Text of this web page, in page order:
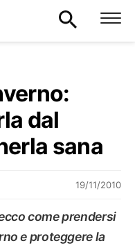
dal
sana
19/11/2010
come prendersi
e proteggere la